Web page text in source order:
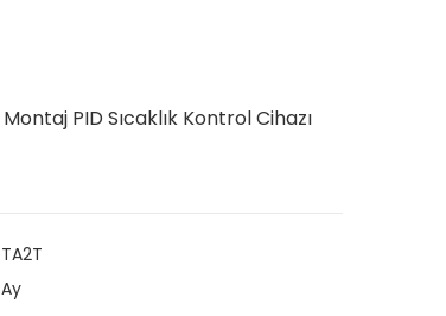
PID Sıcaklık Kontrol Cihazı